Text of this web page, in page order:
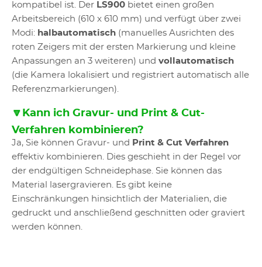
kompatibel ist. Der LS900 bietet einen großen
Arbeitsbereich (610 x 610 mm) und verfügt über zwei
Modi: halbautomatisch (manuelles Ausrichten des
roten Zeigers mit der ersten Markierung und kleine
Anpassungen an 3 weiteren) und vollautomatisch
(die Kamera lokalisiert und registriert automatisch alle
Referenzmarkierungen).
🔽Kann ich Gravur- und Print & Cut-
Verfahren kombinieren?
Ja, Sie können Gravur- und Print & Cut Verfahren
effektiv kombinieren. Dies geschieht in der Regel vor
der endgültigen Schneidephase. Sie können das
Material lasergravieren. Es gibt keine
Einschränkungen hinsichtlich der Materialien, die
gedruckt und anschließend geschnitten oder graviert
werden können.